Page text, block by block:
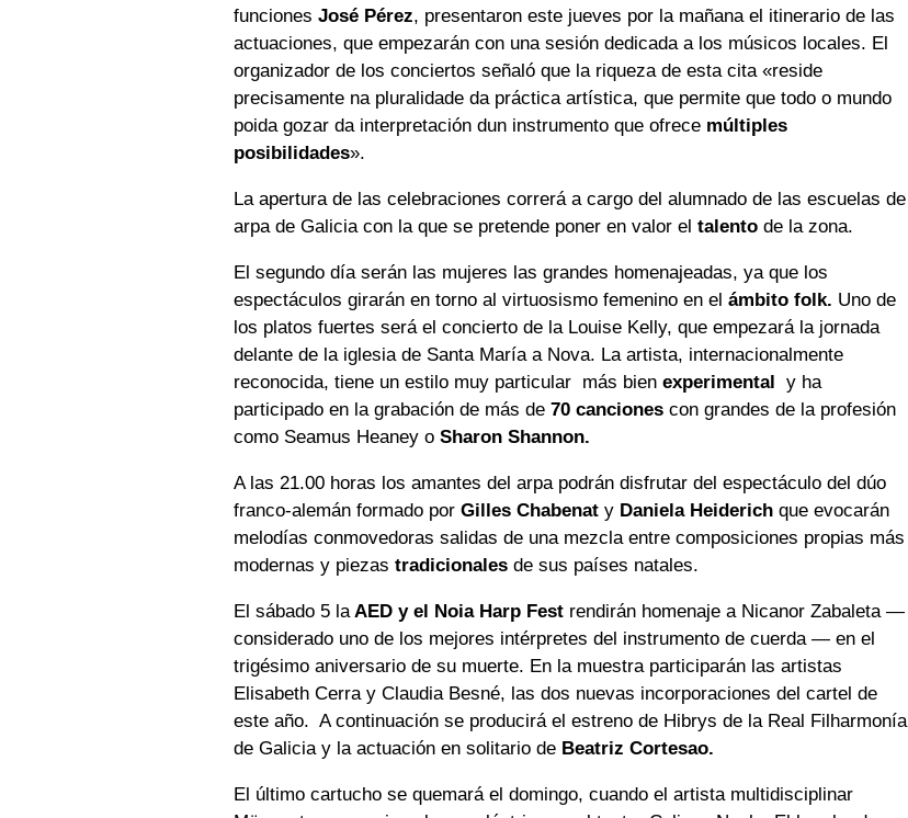
funcionesJosé Pérez, presentaron este jueves por la mañana el itinerario de las
actuaciones, que empezarán con una sesión dedicada a los músicos locales. El
organizador de los conciertos señaló que la riqueza de esta cita «reside
precisamente na pluralidade da práctica artística, que permite que todo o mundo
poida gozar da interpretación dun instrumento que ofrece múltiples
posibilidades».
La apertura de las celebraciones correrá a cargo del alumnado de las escuelas de
arpa de Galicia con la que se pretende poner en valor el talento de la zona.
El segundo día serán las mujeres las grandes homenajeadas, ya que los
espectáculos girarán en torno al virtuosismo femenino en el ámbito folk. Uno de
los platos fuertes será el concierto de la Louise Kelly, que empezará la jornada
delante de la iglesia de Santa María a Nova. La artista, internacionalmente
reconocida, tiene un estilo muy particular más bienexperimental y ha
participado en la grabación de más de 70 canciones con grandes de la profesión
como Seamus Heaney o Sharon Shannon.
A las 21.00 horas los amantes del arpa podrán disfrutar del espectáculo del dúo
franco-alemán formado por Gilles Chabenat y Daniela Heiderich que evocarán
melodías conmovedoras salidas de una mezcla entre composiciones propias más
modernas y piezas tradicionales de sus países natales.
El sábado 5 la AED y el Noia Harp Fest rendirán homenaje a Nicanor Zabaleta —
considerado uno de los mejores intérpretes del instrumento de cuerda — en el
trigésimo aniversario de su muerte. En la muestra participarán las artistas
Elisabeth Cerra y Claudia Besné, las dos nuevas incorporaciones del cartel de
este año. A continuación se producirá el estreno de Hibrys de la Real Filharmonía
de Galicia y la actuación en solitario de Beatriz Cortesao.
El último cartucho se quemará el domingo, cuando el artista multidisciplinar